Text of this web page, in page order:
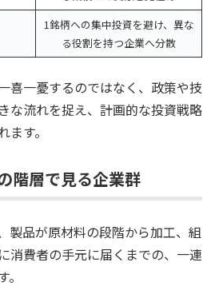
1銘柄への集中投資を避け、異な
る役割を持つ企業へ分散
喜一憂するのではなく、政策や技
な流れを捉え、計画的な投資戦略
す。
階層で見る企業群
製品が原材料の段階から加工、組
消費者の手元に届くまでの、一連